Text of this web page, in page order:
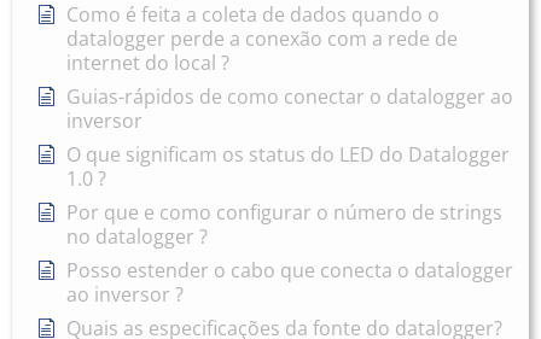
Como é feita a coleta de dados quando o
datalogger perde a conexão com a rede de
internet do local ?
Guias-rápidos de como conectar o datalogger ao
inversor
O que significam os status do LED do Datalogger
1.0 ?
Por que e como configurar o número de strings
no datalogger ?
Posso estender o cabo que conecta o datalogger
ao inversor ?
Quais as especificações da fonte do datalogger?